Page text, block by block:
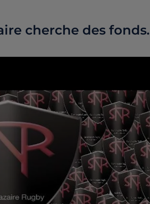
cherche des fonds.